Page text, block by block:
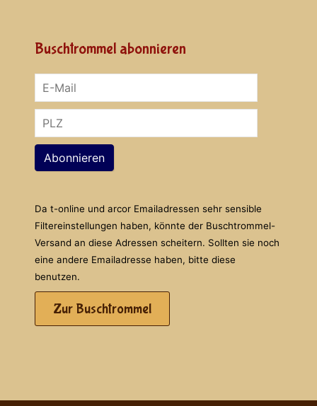
Buschtrommel abonnieren
Abonnieren
Da t-online und arcor Emailadressen sehr sensible
Filtereinstellungen haben, könnte der Buschtrommel-
Versand an diese Adressen scheitern. Sollten sie noch
eine andere Emailadresse haben, bitte diese
benutzen.
Zur Buschtrommel